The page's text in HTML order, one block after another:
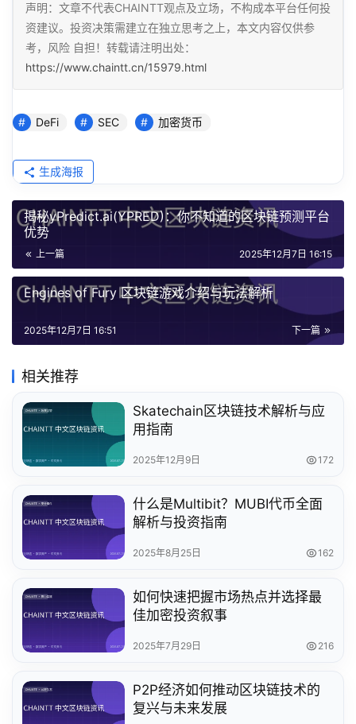
声明：文章不代表CHAINTT观点及立场，不构成本平台任何投
资建议。投资决策需建立在独立思考之上，本文内容仅供参
考，风险 自担！转载请注明出处：
https://www.chaintt.cn/15979.html
DeFi SEC 加密货币
生成海报
揭秘yPredict.ai(YPRED)：你不知道的区块链预测平台
优势
上一篇 2025年12月7日 16:15
Engines of Fury 区块链游戏介绍与玩法解析
下一篇
2025年12月7日 16:51
相关推荐
Skatechain区块链技术解析与应
用指南
2025年12月9日 172
什么是Multibit？MUBI代币全面
解析与投资指南
2025年8月25日 162
如何快速把握市场热点并选择最
佳加密投资叙事
2025年7月29日 216
P2P经济如何推动区块链技术的
复兴与未来发展